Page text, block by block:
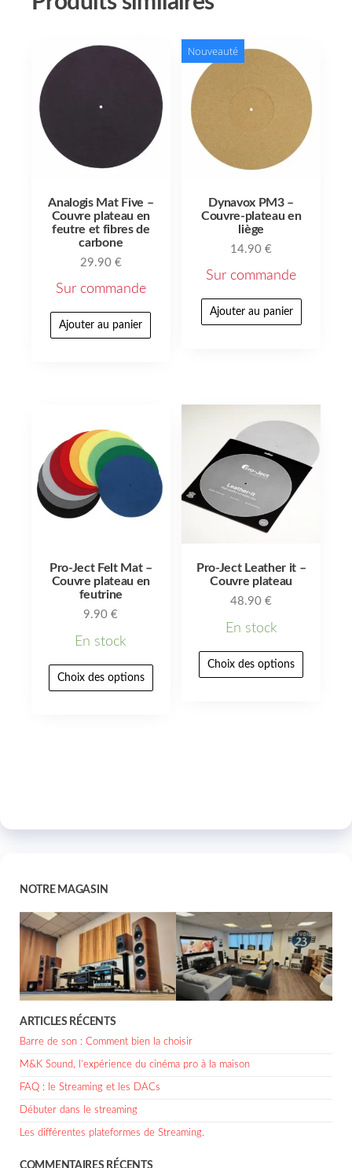
Analogis Mat Five –
Couvre plateau en
feutre et fibres de
carbone
29.90 €
Sur commande
Ajouter au panier
Nouveauté
Dynavox PM3 –
Couvre-plateau en
liège
14.90€
Sur commande
Ajouter au panier
Pro-Ject Felt Mat –
Couvre plateau en
feutrine
9.90€
En stock
Choix des options
Pro-Ject Leather it –
Couvre plateau
48.90€
En stock
Choix des options
NOTRE MAGASIN
ARTICLES RÉCENTS
Barre de son : Comment bien la choisir
M&K Sound, l’expérience du cinéma pro à la maison
FAQ : le Streaming et les DACs
Débuter dans le streaming
Les différentes plateformes de Streaming.
COMMENTAIRES RÉCENTS